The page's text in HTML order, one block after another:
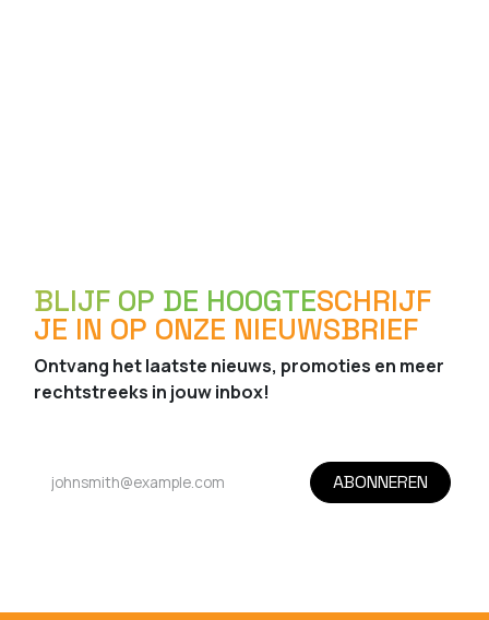
BLIJF OP DE HOOGTESCHRIJF
JE IN OP ONZE NIEUWSBRIEF
Ontvang het laatste nieuws, promoties en meer
rechtstreeks in jouw inbox!
ABONNEREN